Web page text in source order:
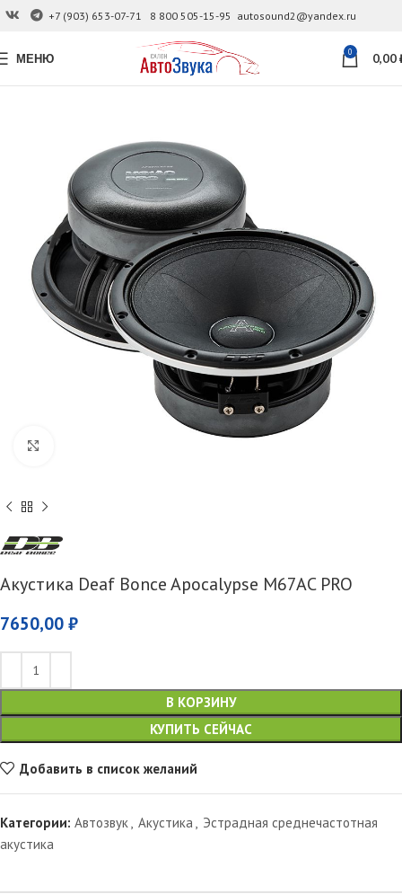
+7 (903) 653-07-71 8 800 505-15-95 autosound2@yandex.ru
МЕНЮ 0 0,00
Акустика Deaf Bonce Apocalypse M67AC PRO
7650,00 ₽
В КОРЗИНУ
КУПИТЬ СЕЙЧАС
Добавить в список желаний
Категории: Автозвук, Акустика , Эстрадная среднечастотная
акустика